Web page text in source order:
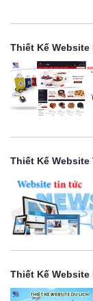
Thiết Kế Website
Thiết Kế Website
Thiết Kế Website